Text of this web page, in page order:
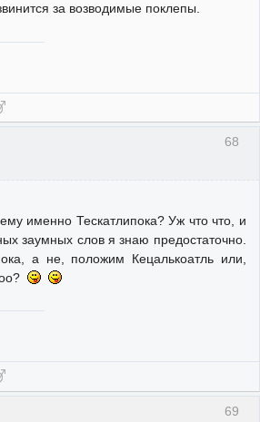
за возводимые поклепы.
68
именно Тескатлипока? Уж что что, и
заумных слов я знаю предостаточно.
а не, положим Кецалькоатль или,
69